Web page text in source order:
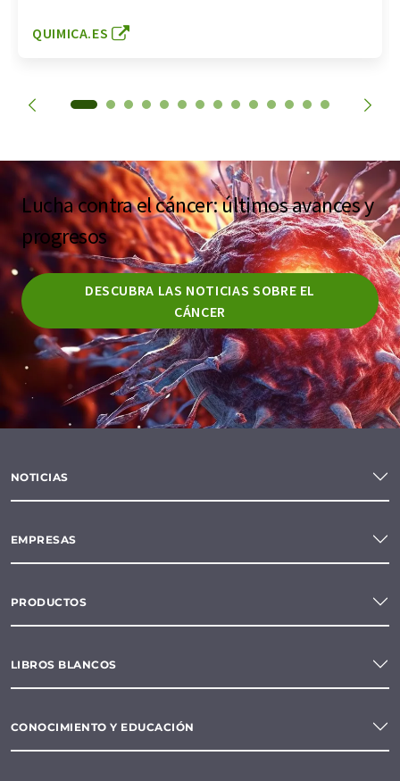
QUIMICA.ES
Lucha contra el cáncer: últimos avances y
progresos
DESCUBRA LAS NOTICIAS SOBRE EL
CÁNCER
NOTICIAS
EMPRESAS
PRODUCTOS
LIBROS BLANCOS
CONOCIMIENTO Y EDUCACIÓN